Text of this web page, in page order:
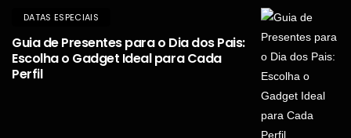
DATAS ESPECIAIS
Guia de Presentes para o Dia dos Pais:
Escolha o Gadget Ideal para Cada
Perfil